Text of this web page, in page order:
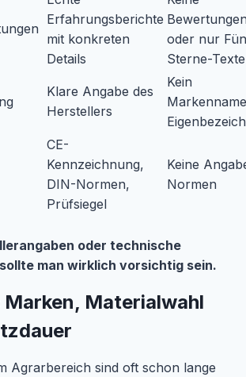
Erfahrungsberichte
mit konkreten
Details
oder nur
Sterne-Texte
Klare Angabe des
Herstellers
Kein
CE-
Kennzeichnung,
DIN-Normen,
Prüfsiegel
Keine
Normen
oder technische
man wirklich vorsichtig sein.
Materialwahl
Agrarbereich sind oft schon lange